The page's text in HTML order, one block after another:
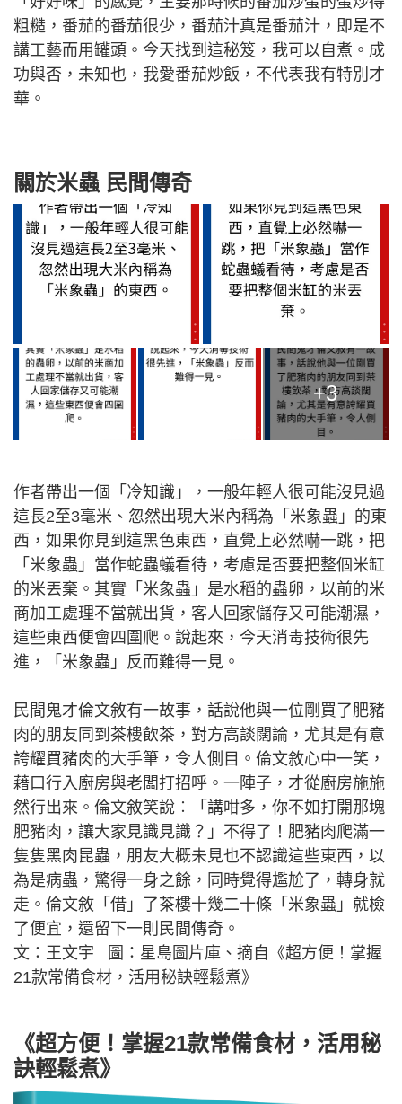
粗糙，番茄的番茄很少，番茄汁真是番茄汁，即是不
講工藝而用罐頭。今天找到這秘笈，我可以自煮。成
功與否，未知也，我愛番茄炒飯，不代表我有特別才
華。
關於米蟲 民間傳奇
+3
作者帶出一個「冷知識」，一般年輕人很可能沒見過
這長2至3毫米、忽然出現大米內稱為「米象蟲」的東
西，如果你見到這黑色東西，直覺上必然嚇一跳，把
「米象蟲」當作蛇蟲蟻看待，考慮是否要把整個米缸
的米丟棄。其實「米象蟲」是水稻的蟲卵，以前的米
商加工處理不當就出貨，客人回家儲存又可能潮濕，
這些東西便會四圍爬。說起來，今天消毒技術很先
進，「米象蟲」反而難得一見。
民間鬼才倫文敘有一故事，話說他與一位剛買了肥豬
肉的朋友同到茶樓飲茶，對方高談闊論，尤其是有意
誇耀買豬肉的大手筆，令人側目。倫文敘心中一笑，
藉口行入廚房與老闆打招呼。一陣子，才從廚房施施
然行出來。倫文敘笑說︰「講咁多，你不如打開那塊
肥豬肉，讓大家見識見識？」不得了！肥豬肉爬滿一
隻隻黑肉昆蟲，朋友大概未見也不認識這些東西，以
為是病蟲，驚得一身之餘，同時覺得尷尬了，轉身就
走。倫文敘「借」了茶樓十幾二十條「米象蟲」就檢
了便宜，還留下一則民間傳奇。
文：王文宇 圖：星島圖片庫、摘自《超方便！掌握
21款常備食材，活用秘訣輕鬆煮》
《超方便！掌握21款常備食材，活用秘
訣輕鬆煮》